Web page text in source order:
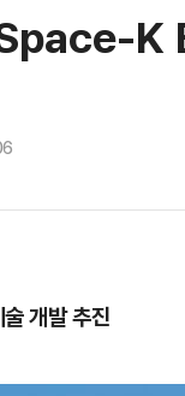
K
개발 추진